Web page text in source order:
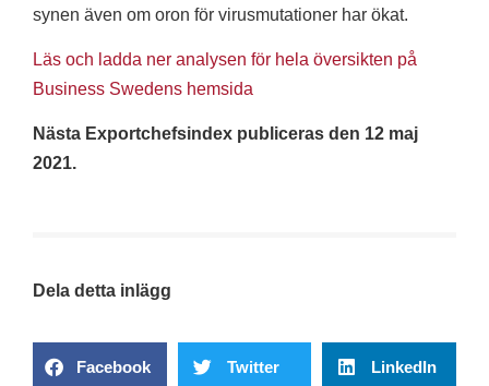
synen även om oron för virusmutationer har ökat.
Läs och ladda ner analysen för hela översikten på
Business Swedens hemsida
Nästa Exportchefsindex publiceras den 12 maj
2021.
Dela detta inlägg
Facebook Twitter LinkedIn